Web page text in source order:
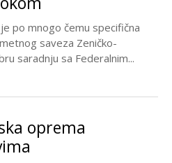
po mnogo čemu specifična
saveza Zeničko-
saradnju sa Federalnim...
oprema